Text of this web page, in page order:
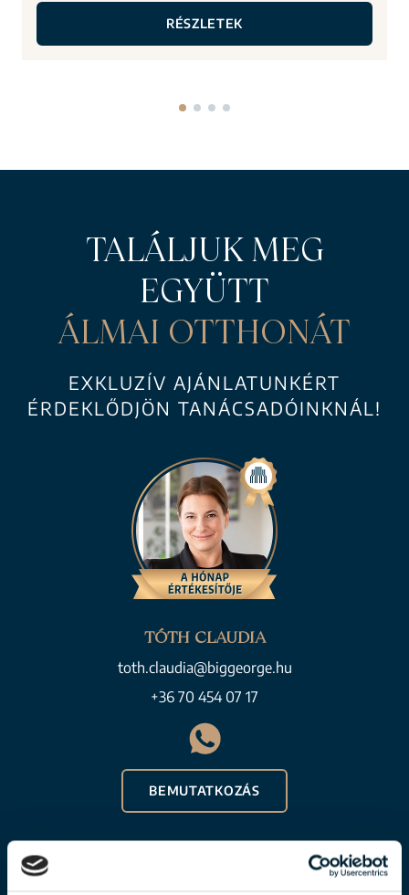
RÉSZLETEK
TALÁLJUK MEG
EGYÜTT
ÁLMAI OTTHONÁT
EXKLUZÍV AJÁNLATUNKÉRT
ÉRDEKLŐDJÖN TANÁCSADÓINKNÁL!
TÓTH CLAUDIA
toth.claudia@biggeorge.hu
+36 70 454 07 17
BEMUTATKOZÁS